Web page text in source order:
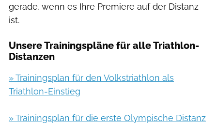
gerade, wenn es Ihre Premiere auf der Distanz
ist.
Unsere Trainingspläne für alle Triathlon-
Distanzen
» Trainingsplan für den Volkstriathlon als
Triathlon-Einstieg
» Trainingsplan für die erste Olympische Distanz